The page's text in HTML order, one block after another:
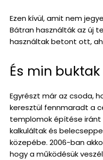
Ezen kívül, amit nem
Bátran használták az új
használtak betont ott,
És min buktak
Egyrészt már az csoda,
keresztül fennmaradt a
templomok építése iránt
kalkuláltak és
közepébe. 2006-ban
hogy a működésük